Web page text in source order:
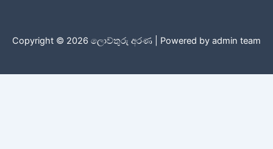
Copyright © 2026 ලොව්තුරු අරණ | Powered by admin team